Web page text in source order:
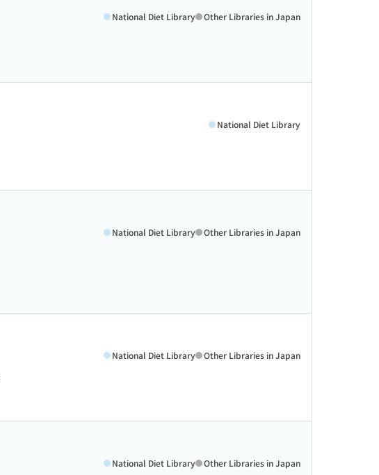
National Diet Library Other Libraries in Japan
National Diet Library
National Diet Library Other Libraries in Japan
National Diet Library Other Libraries in Japan
National Diet Library Other Libraries in Japan